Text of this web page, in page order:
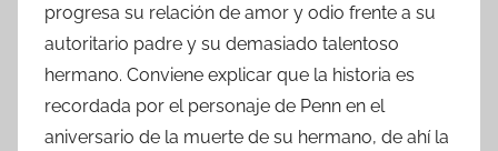
progresa su relación de amor y odio frente a su
autoritario padre y su demasiado talentoso
hermano. Conviene explicar que la historia es
recordada por el personaje de Penn en el
aniversario de la muerte de su hermano, de ahí la